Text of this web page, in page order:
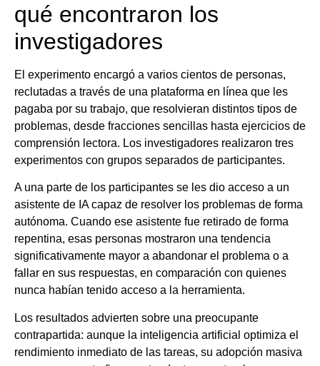
qué encontraron los
investigadores
El experimento encargó a varios cientos de personas,
reclutadas a través de una plataforma en línea que les
pagaba por su trabajo, que resolvieran distintos tipos de
problemas, desde fracciones sencillas hasta ejercicios de
comprensión lectora. Los investigadores realizaron tres
experimentos con grupos separados de participantes.
A una parte de los participantes se les dio acceso a un
asistente de IA capaz de resolver los problemas de forma
autónoma. Cuando ese asistente fue retirado de forma
repentina, esas personas mostraron una tendencia
significativamente mayor a abandonar el problema o a
fallar en sus respuestas, en comparación con quienes
nunca habían tenido acceso a la herramienta.
Los resultados advierten sobre una preocupante
contrapartida: aunque la inteligencia artificial optimiza el
rendimiento inmediato de las tareas, su adopción masiva